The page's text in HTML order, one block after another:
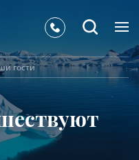
гости